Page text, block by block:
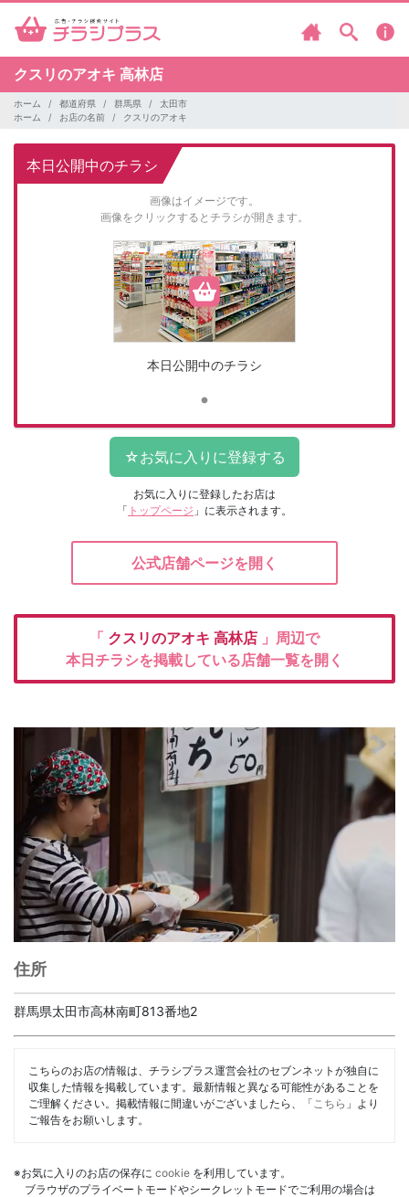
クスリのアオキ 高林店
ホーム 都道府県 群馬県
太田市
ホーム
お店の名前 クスリのアオキ
本日公開中のチラシ
画像はイメージです。
画像をクリックするとチラシが開きます。
本日公開中のチラシ
お気に入りに登録したお店は
「 トップページ 」に表示されます。
公式店舗ページを開く
「 クスリのアオキ 高林店 」周辺で
本日チラシを掲載している店舗一覧を開く
住所
群馬県太田市高林南町813番地2
こちらのお店の情報は、チラシプラス運営会社のセブンネットが独自に
収集した情報を掲載しています。最新情報と異なる可能性があることを
ご理解ください。掲載情報に間違いがございましたら、「 こちら 」より
ご報告をお願いします。
※お気に入りのお店の保存に cookie を利用しています。
ブラウザのプライベートモードやシークレットモードでご利用の場合は